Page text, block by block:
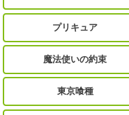
プリキュア
魔法使いの約束
東京喰種